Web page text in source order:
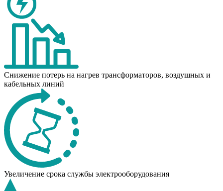
Снижение потерь на нагрев трансформаторов, воздушных и
кабельных линий
Увеличение срока службы электрооборудования